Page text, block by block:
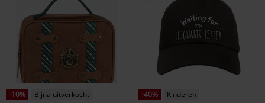
-10%
Bijna uitverkocht
-40%
Kinderen